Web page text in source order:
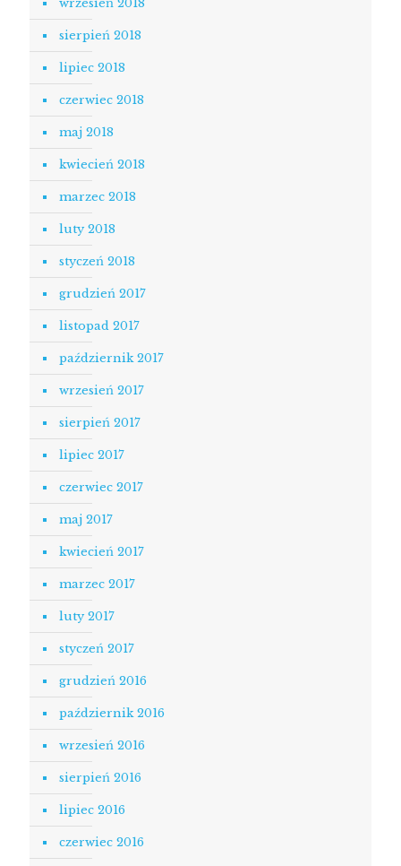
wrzesień 2018
sierpień 2018
lipiec 2018
czerwiec 2018
maj 2018
kwiecień 2018
marzec 2018
luty 2018
styczeń 2018
grudzień 2017
listopad 2017
październik 2017
wrzesień 2017
sierpień 2017
lipiec 2017
czerwiec 2017
maj 2017
kwiecień 2017
marzec 2017
luty 2017
styczeń 2017
grudzień 2016
październik 2016
wrzesień 2016
sierpień 2016
lipiec 2016
czerwiec 2016